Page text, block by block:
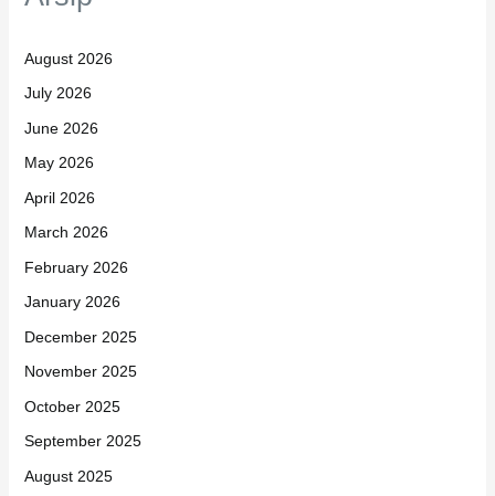
August 2026
July 2026
June 2026
May 2026
April 2026
March 2026
February 2026
January 2026
December 2025
November 2025
October 2025
September 2025
August 2025